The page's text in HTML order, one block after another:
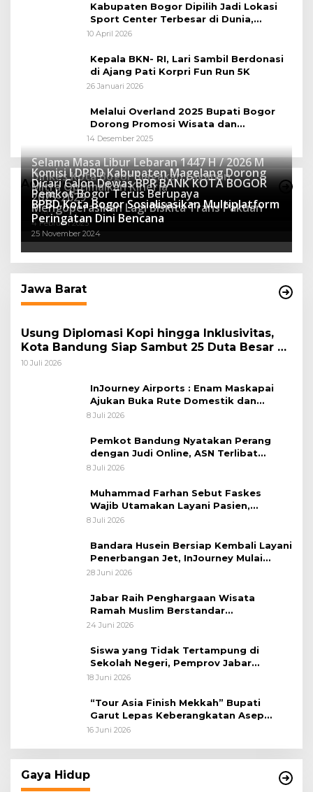
Kabupaten Bogor Dipilih Jadi Lokasi
Sport Center Terbesar di Dunia,
Peluang Tingkatkan Pertumbuhan
10 April 2026
Kepala BKN- RI, Lari Sambil Berdonasi
di Ajang Pati Korpri Fun Run 5K
26 Januari 2026
Melalui Overland 2025 Bupati Bogor
Dorong Promosi Wisata dan
Pelestarian Alam
14 Desember 2025
Advertorial
Selama Masa Libur Lebaran 1447 H / 2026 M
Dinkes Kota Bogor Siagakan Layanan
Kesehatan
16 Maret 2026
Komisi I DPRD Kabupaten Magelang Dorong
Mitra Optimalkan Kinerja
27 Mei 2025
Dicari Calon Dewas BPR BANK KOTA BOGOR
2025-2029
15 April 2025
Pemkot Bogor Terus Berupaya
Mengoperasikan Lagi Biskita Trans Pakuan
4 Februari 2025
BPBD Kota Bogor Sosialisasikan Multiplatform
Peringatan Dini Bencana
25 November 2024
Jawa Barat
Usung Diplomasi Kopi hingga Inklusivitas,
Kota Bandung Siap Sambut 25 Duta Besar di
Festival Asia Afrika 2026
10 Juli 2026
InJourney Airports : Enam Maskapai
Ajukan Buka Rute Domestik dan
Internasional dari Bandara Husein
8 Juli 2026
Pemkot Bandung Nyatakan Perang
dengan Judi Online, ASN Terlibat
Terancam Dipecat Tidak Hormat
8 Juli 2026
Muhammad Farhan Sebut Faskes
Wajib Utamakan Layani Pasien,
Penolakan akan Berujung Sanksi Tegas
8 Juli 2026
Bandara Husein Bersiap Kembali Layani
Penerbangan Jet, InJourney Mulai
Tahap Optimalisasi
28 Juni 2026
Jabar Raih Penghargaan Wisata
Ramah Muslim Berstandar
Internasional
24 Juni 2026
Siswa yang Tidak Tertampung di
Sekolah Negeri, Pemprov Jabar
Siapkan Bantuan Dana Pendidikan
18 Juni 2026
“Tour Asia Finish Mekkah” Bupati
Garut Lepas Keberangkatan Asep
Akung
16 Juni 2026
Gaya Hidup